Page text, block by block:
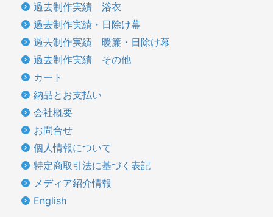
過去制作実績 浴衣
過去制作実績・日除け幕
過去制作実績 暖簾・日除け幕
過去制作実績 その他
カート
納品とお支払い
会社概要
お問合せ
個人情報について
特定商取引法に基づく表記
メディア紹介情報
English